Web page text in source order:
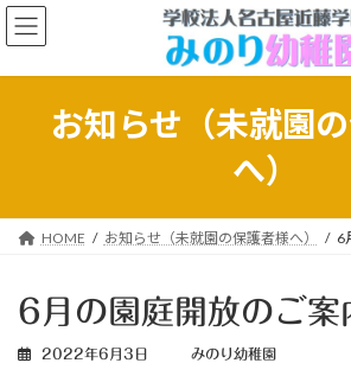
コ
ン
ン
プ
ナ
ビ
ー
動
お知らせ（未就園
へ）
HOME お知らせ（未就園の保護者様へ） 6
6月の園庭開放のご案
2022年6月3日 みのり幼稚園